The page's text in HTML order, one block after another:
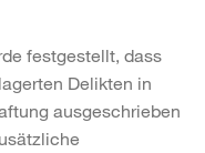
festgestellt, dass
Delikten in
ausgeschrieben